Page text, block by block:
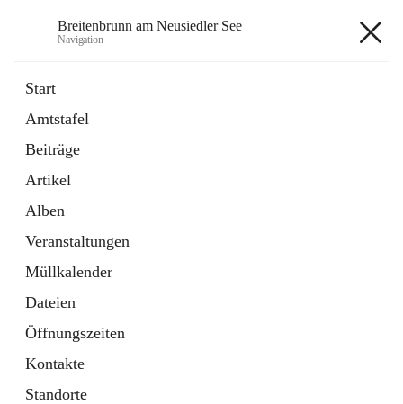
Breitenbrunn am Neusiedler See
Navigation
Start
Amtstafel
Beiträge
Artikel
Alben
Veranstaltungen
Müllkalender
Dateien
Öffnungszeiten
Kontakte
Standorte
18 Schnellzugriffe
Gemeindeservice